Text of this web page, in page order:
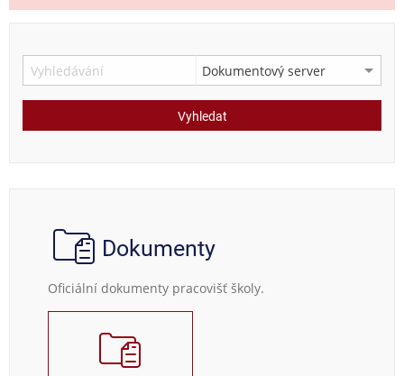
Vyhledat
Dokumenty
Oficiální dokumenty pracovišť školy.